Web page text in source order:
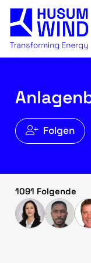
Folgen
1091 Folgende